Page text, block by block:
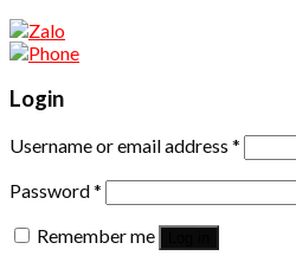
Login
Username or email address *
Password*
Remember me